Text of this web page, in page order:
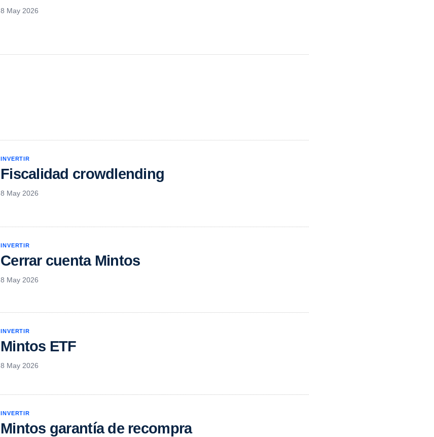
8 May 2026
INVERTIR
Fiscalidad crowdlending
8 May 2026
INVERTIR
Cerrar cuenta Mintos
8 May 2026
INVERTIR
Mintos ETF
8 May 2026
INVERTIR
Mintos garantía de recompra